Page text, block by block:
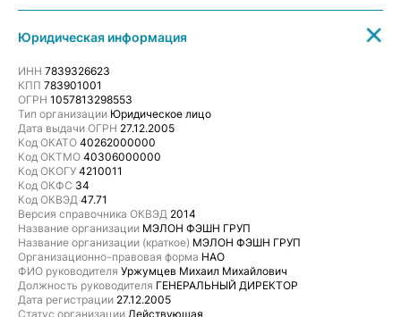
Юридическая информация
ИНН 7839326623
КПП 783901001
ОГРН 1057813298553
Тип организации Юридическое лицо
Дата выдачи ОГРН 27.12.2005
Код ОКАТО 40262000000
Код ОКТМО 40306000000
Код ОКОГУ 4210011
Код ОКФС 34
Код ОКВЭД 47.71
Версия справочника ОКВЭД 2014
Название организации МЭЛОН ФЭШН ГРУП
Название организации (краткое) МЭЛОН ФЭШН ГРУП
Организационно-правовая форма НАО
ФИО руководителя Уржумцев Михаил Михайлович
Должность руководителя ГЕНЕРАЛЬНЫЙ ДИРЕКТОР
Дата регистрации 27.12.2005
Статус организации Действующая